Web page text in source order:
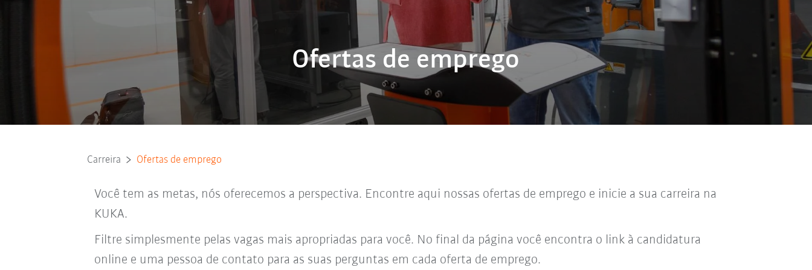
Ofertas de emprego
Carreira Ofertas de emprego
Você tem as metas, nós oferecemos a perspectiva. Encontre aqui nossas ofertas de emprego e inicie a sua carreira na
KUKA.
Filtre simplesmente pelas vagas mais apropriadas para você. No final da página você encontra o link à candidatura
online e uma pessoa de contato para as suas perguntas em cada oferta de emprego.